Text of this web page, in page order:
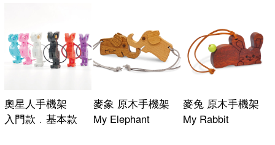
奧星人手機架
入門款﹒基本款
麥象 原木手機架
My Elephant
麥兔 原木手機架
My Rabbit